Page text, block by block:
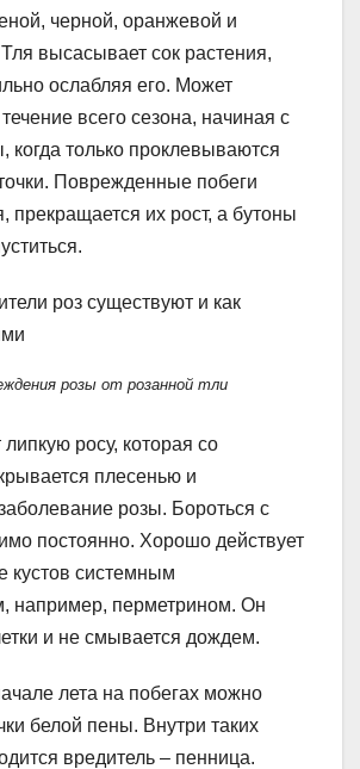
черной, оранжевой и
высасывает сок растения,
ослабляя его. Может
всего сезона, начиная с
когда только проклевываются
Поврежденные побеги
прекращается их рост, а бутоны
розы от розанной тли
росу, которая со
плесенью и
розы. Бороться с
постоянно. Хорошо действует
кустов системным
например, перметрином. Он
и не смывается дождем.
лета на побегах можно
белой пены. Внутри таких
вредитель – пенница.